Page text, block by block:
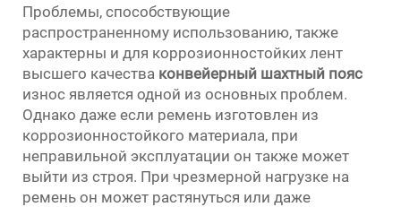
Проблемы, способствующие
распространенному использованию, также
характерны и для коррозионностойких лент
высшего качества конвейерный шахтный пояс
износ является одной из основных проблем.
Однако даже если ремень изготовлен из
коррозионностойкого материала, при
неправильной эксплуатации он также может
выйти из строя. При чрезмерной нагрузке на
ремень он может растянуться или даже